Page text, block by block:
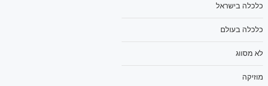
כלכלה בישראל
כלכלה בעולם
לא מסווג
מוזיקה